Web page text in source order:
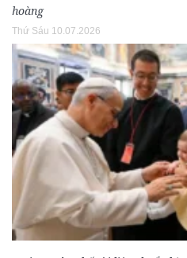
hoàng
Thứ Sáu 10.07.2026